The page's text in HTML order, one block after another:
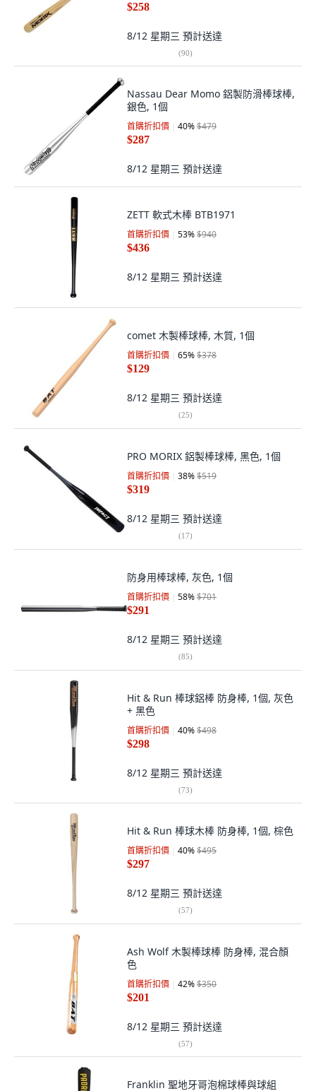
$258
8/12 星期三 預計送達
(90)
Nassau Dear Momo 鋁製防滑棒球棒,
銀色, 1個
首購折扣價 40%$479
$287
8/12 星期三 預計送達
ZETT 軟式木棒 BTB1971
首購折扣價 53%$940
$436
8/12 星期三 預計送達
comet 木製棒球棒, 木質, 1個
首購折扣價 65%$378
$129
8/12 星期三 預計送達
(25)
PRO MORIX 鋁製棒球棒, 黑色, 1個
首購折扣價 38%$519
$319
8/12 星期三 預計送達
(17)
防身用棒球棒, 灰色, 1個
首購折扣價 58%$701
$291
8/12 星期三 預計送達
(85)
Hit & Run 棒球鋁棒 防身棒, 1個, 灰色
+ 黑色
首購折扣價 40%$498
$298
8/12 星期三 預計送達
(73)
Hit & Run 棒球木棒 防身棒, 1個, 棕色
首購折扣價 40%$495
$297
8/12 星期三 預計送達
(57)
Ash Wolf 木製棒球棒 防身棒, 混合顏
色
首購折扣價 42%$350
$201
8/12 星期三 預計送達
(57)
Franklin 聖地牙哥泡棉球棒與球組